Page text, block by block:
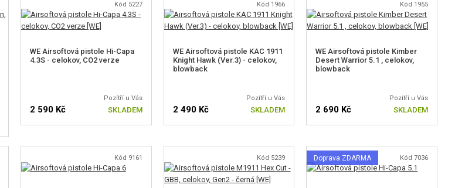
Kód 5227
WE Airsoftová pistole Hi-Capa
4.3S - celokov, CO2 verze
Pozítří u Vás
2 590 Kč SKLADEM
Kód 1966
WE Airsoftová pistole KAC 1911
Knight Hawk (Ver.3) - celokov,
blowback
Pozítří u Vás
2 490 Kč SKLADEM
Kód 1955
WE Airsoftová pistole Kimber
Desert Warrior 5.1 , celokov,
blowback
Pozítří u Vás
2 690 Kč SKLADEM
Kód 9161 Kód 5239 Doprava ZDARMA Kód 7036